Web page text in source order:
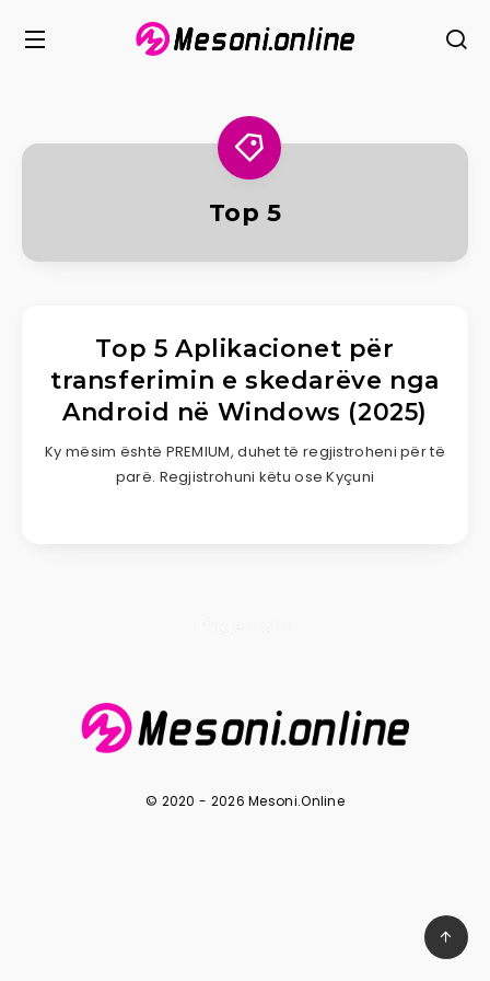
Top 5
Top 5 Aplikacionet për
transferimin e skedarëve nga
Android në Windows (2025)
Ky mësim është PREMIUM, duhet të regjistroheni për të
parë. Regjistrohuni këtu ose Kyçuni
© 2020 - 2026 Mesoni.Online